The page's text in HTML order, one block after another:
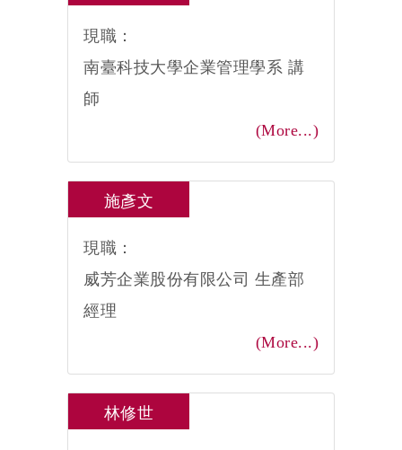
現職：
南臺科技大學企業管理學系 講
師
(More...)
施彥文
現職：
威芳企業股份有限公司 生產部
經理
(More...)
林修世